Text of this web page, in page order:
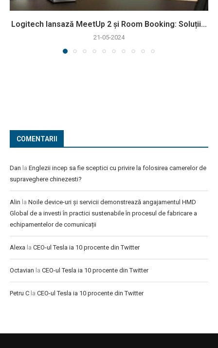
Logitech lansază MeetUp 2 și Room Booking: Soluții...
21-05-2024
COMENTARII
Dan la Englezii incep sa fie sceptici cu privire la folosirea camerelor de
supraveghere chinezesti?
Alin la Noile device-uri și servicii demonstrează angajamentul HMD
Global de a investi în practici sustenabile în procesul de fabricare a
echipamentelor de comunicații
Alexa la CEO-ul Tesla ia 10 procente din Twitter
Octavian la CEO-ul Tesla ia 10 procente din Twitter
Petru C la CEO-ul Tesla ia 10 procente din Twitter